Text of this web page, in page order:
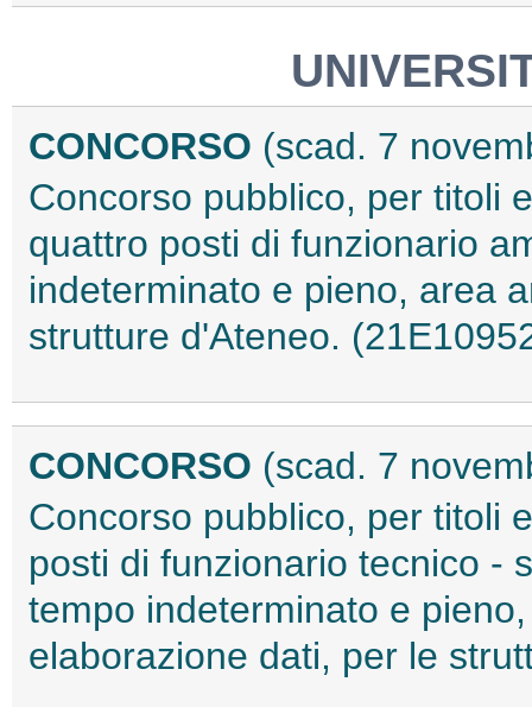
CONCORSO (scad. 7
Concorso pubblico, per titoli
quattro posti di funzionario
indeterminato e pieno, area
strutture d'Ateneo.
CONCORSO (scad. 7
Concorso pubblico, per titoli
posti di funzionario tecnico -
tempo indeterminato e
elaborazione dati, per le